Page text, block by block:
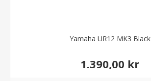
Yamaha UR12 MK3 Black
1.390,00 kr